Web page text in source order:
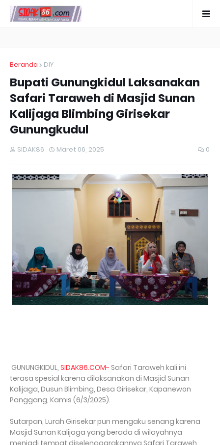
Beranda DIY
Bupati Gunungkidul Laksanakan
Safari Taraweh di Masjid Sunan
Kalijaga Blimbing Girisekar
Gunungkudul
SIDAK86 Maret 06, 2025 0
GUNUNGKIDUL, SIDAK86.COM- Safari Taraweh kali ini
terasa spesial karena dilaksanakan di Masjid Sunan
Kalijaga, Dusun Blimbing, Desa Girisekar, Kapanewon
Panggang, Kamis (6/3/2025).
Sutarpan, Lurah Girisekar pun mengaku senang karena
Masjid Sunan Kalijaga yang berada di wilayahnya
menjadi tempat diselenggarakannya Safari Taraweh